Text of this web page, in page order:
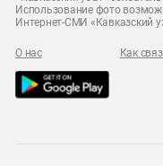
Использование фото
Интернет-СМИ «Кавказский
О нас Как